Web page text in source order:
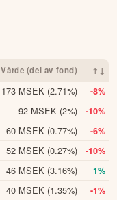
Värde (del av fond) ↑↓
173 MSEK (2.71%) -8%
92 MSEK (2%) -10%
60 MSEK (0.77%) -6%
52 MSEK (0.27%) -10%
46 MSEK (3.16%) 1%
40 MSEK (1.35%) -1%